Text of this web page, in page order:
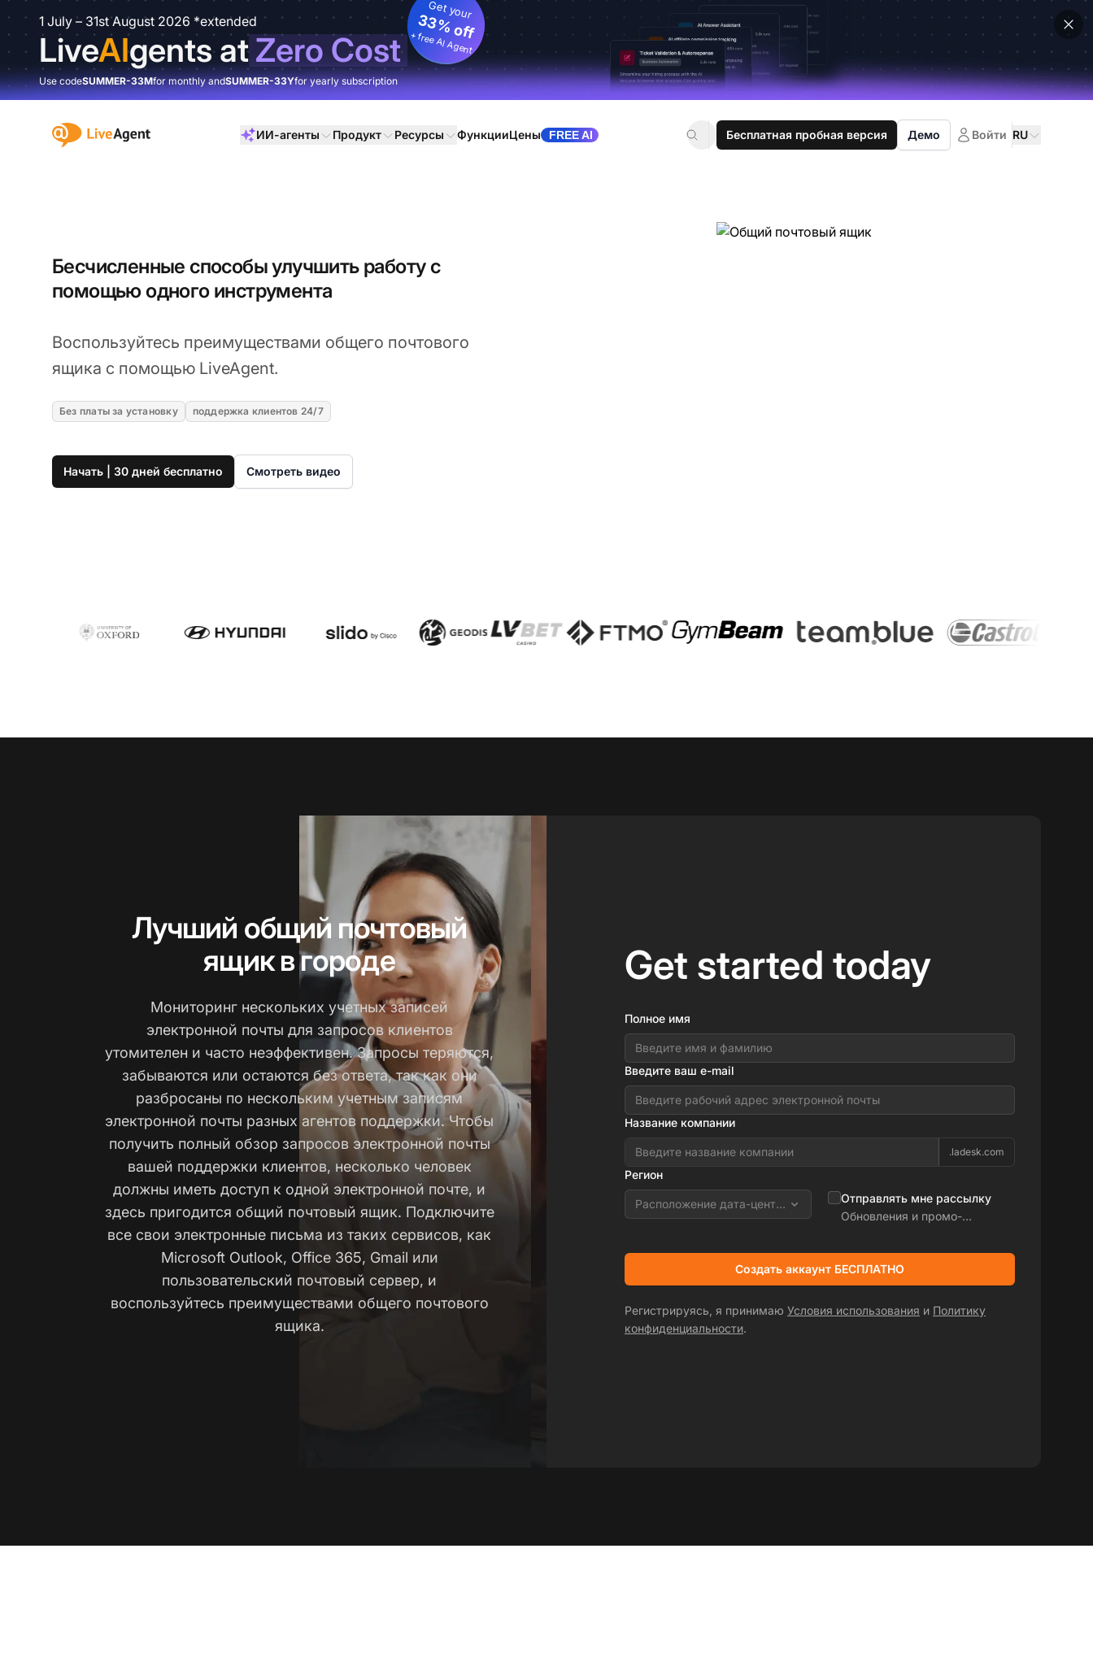
1 July – 31st August 2026 *extended
LiveAIgents atZero Cost
Get your
33% off
+ free AI Agent
Use codeSUMMER-33Mfor monthly andSUMMER-33Yfor yearly subscription
:site.title ИИ-агенты Продукт Ресурсы ФункцииЦены FREE AI Бесплатная пробная версия Демо Войти RU
Бесчисленные способы улучшить работу с
помощью одного инструмента
Воспользуйтесь преимуществами общего почтового
ящика с помощью LiveAgent.
Без платы за установку поддержка клиентов 24/7
Начать | 30 дней бесплатно Смотреть видео
Лучший общий почтовый
ящик в городе
Мониторинг нескольких учетных записей
электронной почты для запросов клиентов
утомителен и часто неэффективен. Запросы теряются,
забываются или остаются без ответа, так как они
разбросаны по нескольким учетным записям
электронной почты разных агентов поддержки. Чтобы
получить полный обзор запросов электронной почты
вашей поддержки клиентов, несколько человек
должны иметь доступ к одной электронной почте, и
здесь пригодится общий почтовый ящик. Подключите
все свои электронные письма из таких сервисов, как
Microsoft Outlook, Office 365, Gmail или
пользовательский почтовый сервер, и
воспользуйтесь преимуществами общего почтового
ящика.
Get started today
Полное имя
Введите ваш e-mail
Название компании
.ladesk.com
Регион
Расположение дата-центра
Отправлять мне рассылку
Обновления и промо-
Создать аккаунт БЕСПЛАТНО
Регистрируясь, я принимаю Условия использования и Политику
конфиденциальности.